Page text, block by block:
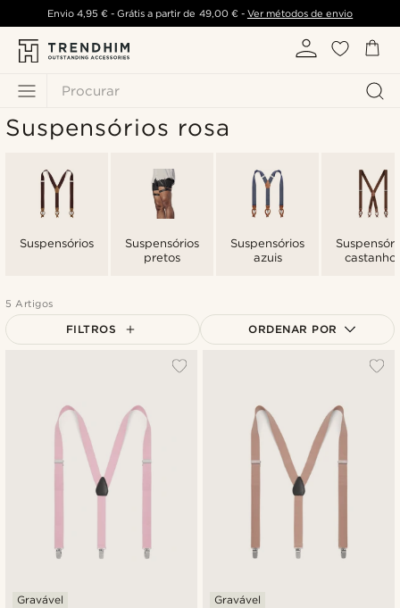
Procurar
Envio 4,95 €- Grátis a partir de 49,00 €- Ver métodos de envio
Suspensórios rosa
Suspensórios
Suspensórios
pretos
Suspensórios
azuis
5 Artigos
FILTROS ORDENAR POR
Preço mais baixo
Preço mais alto
Gravável Gravável